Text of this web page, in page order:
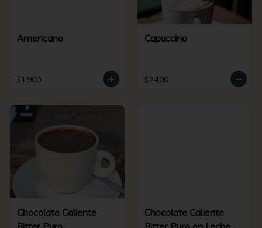
Americano
$1.900
Capuccino
$2.400
Chocolate Caliente
Chocolate Caliente